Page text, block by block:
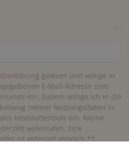
gelesen und willige in
E-Mail-Adresse zum
ein. Zudem willige ich in die
meiner Nutzungsdaten in
Newslettertools ein. Meine
widerrufen. Eine
ist jederzeit möglich.**